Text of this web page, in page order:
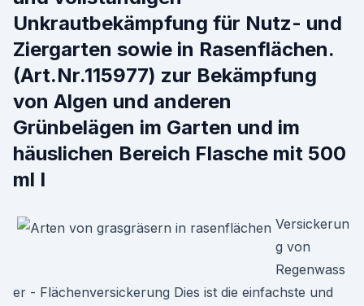
Unkrautbekämpfung für Nutz- und
Ziergarten sowie in Rasenflächen.
(Art.Nr.115977) zur Bekämpfung
von Algen und anderen
Grünbelägen im Garten und im
häuslichen Bereich Flasche mit 500
ml I
Versickerun
g von
Regenwass
er - Flächenversickerung Dies ist die einfachste und